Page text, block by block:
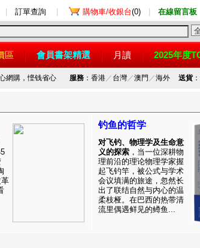
訂單查詢 購物車/收銀台(0) 在線留言板
區 會員書架精選 月讀 2025年度
網購，悭钱省心 服務：香港／ 台灣／澳門 ／海外 送貨
革
钓鱼的哲学
对飞钓、物理学及生命意
义的探索 ，当一位深耕物
理前沿的理论物理学家握
起飞钓竿，被公式与学术
会议填满的旅途，忽然长
出了联结自然与内心的温
柔枝桠。在巴西的热带清
流里偶遇鲜见的鳟鱼...